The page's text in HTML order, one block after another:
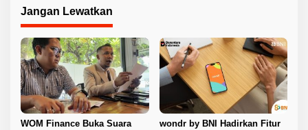
Jangan Lewatkan
WOM Finance Buka Suara
wondr by BNI Hadirkan Fitur